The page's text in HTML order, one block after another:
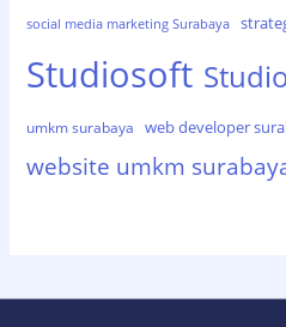
social media marketing Surabaya
Studiosoft
umkm surabaya web developer
website umkm